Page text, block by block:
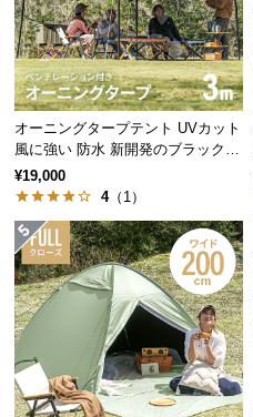
て
保
証
つ
い
て
会
員
規
つ
い
オーニングタープテント UVカット
風に強い 防水 新開発のブラックコ
ーティングタイプも 3m
¥19,000
4（1）